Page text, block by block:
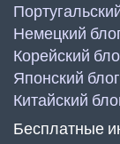
Немецкий
Корейский
Японский блог
Китайский
Бесплатные